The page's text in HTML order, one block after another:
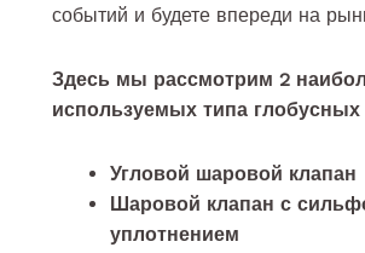
событий и будете впереди на
Здесь мы рассмотрим 2
используемых типа глобусных
Угловой шаровой клапан
Шаровой клапан с
уплотнением